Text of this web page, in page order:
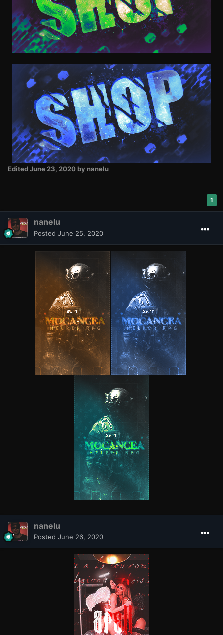
EditedJune 23, 2020 by nanelu
1
nanelu
Posted June 25, 2020
nanelu
Posted June 26, 2020